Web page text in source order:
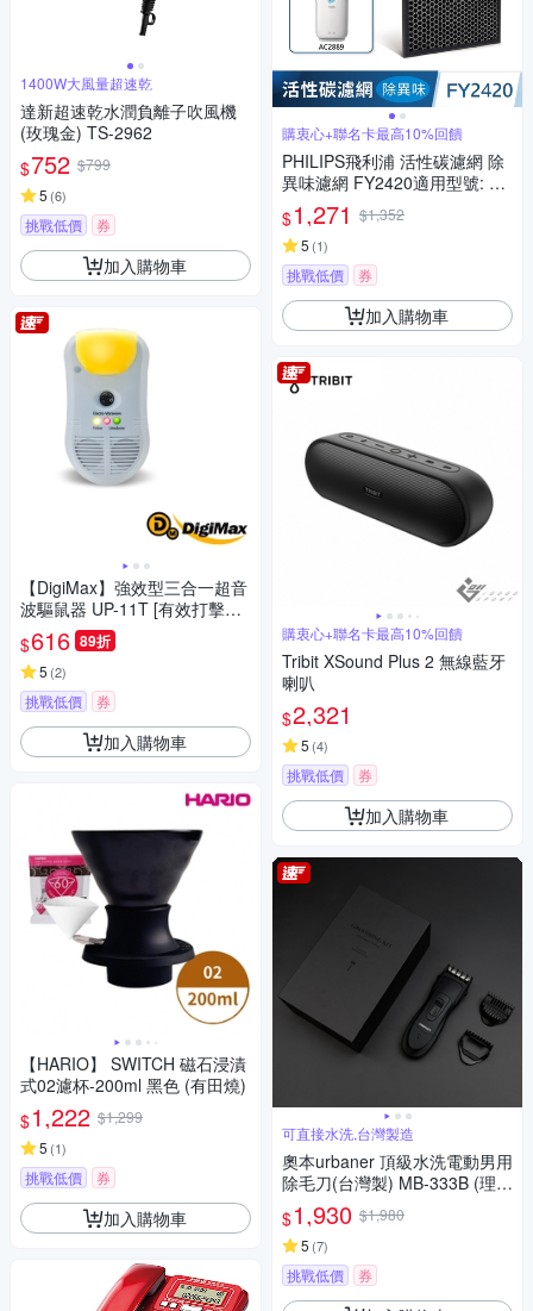
1400W大風量超速乾
達新超速乾水潤負離子吹風機
(玫瑰金) TS-2962
$752 $799
5 (6)
挑戰低價 券
加入購物車
【DigiMax】強效型三合一超音
波驅鼠器 UP-11T [有效打擊頑
固鼠患][ 使用範圍約50坪 ][特殊
黃光忌避蚊蟲]
$616 89折
5 (2)
挑戰低價 券
加入購物車
【HARIO】 SWITCH 磁石浸漬
式02濾杯-200ml 黑色 (有田燒)
$1,222 $1,299
5 (1)
挑戰低價 券
加入購物車
購衷心+聯名卡最高10%回饋
PHILIPS飛利浦 活性碳濾網 除
異味濾網 FY2420適用型號: AC
2889
$1,271 $1,352
5 (1)
挑戰低價 券
加入購物車
購衷心+聯名卡最高10%回饋
Tribit XSound Plus 2 無線藍牙
喇叭
$2,321
5 (4)
挑戰低價 券
加入購物車
可直接水洗,台灣製造
奧本urbaner 頂級水洗電動男用
除毛刀(台灣製) MB-333B (理髮
器/電動理髮器/理髮剪/電動理髮
剪/理髮/理髮電剪/電推)
$1,930 $1,980
5 (7)
挑戰低價 券